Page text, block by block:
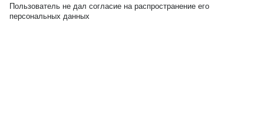
Пользователь не дал согласие на распространение его
персональных данных